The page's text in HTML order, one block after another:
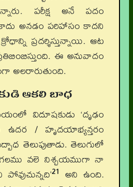
పరీక్ష అనే పదం
అనడం పరిహాసం కాదని
ప్రదర్శిస్తున్నాయి. ఆట
ఈ అనువాదం
అలరారుతుంది.
ఆకలి బాధ
విదూషకుడు ‘దృఢం
ఉదర / హృదయాభ్యన్తరం
తెలుపుతాడు. తెలుగులో
వలె నిశ్చయముగా నా
21 అని ఉంది.